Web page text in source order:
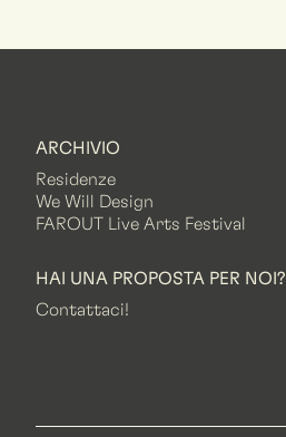
ARCHIVIO
Residenze
We Will Design
FAROUT Live Arts Festival
HAI UNA PROPOSTA PER NOI?
Contattaci!